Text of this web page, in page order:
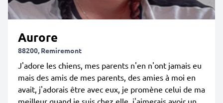
Aurore
88200, Remiremont
J'adore les chiens, mes parents n'en n'ont jamais eu
mais des amis de mes parents, des amies à moi en
avait, j'adorais être avec eux, je promène celui de ma
meilleur quand je suis chez elle, j'aimerais avoir un